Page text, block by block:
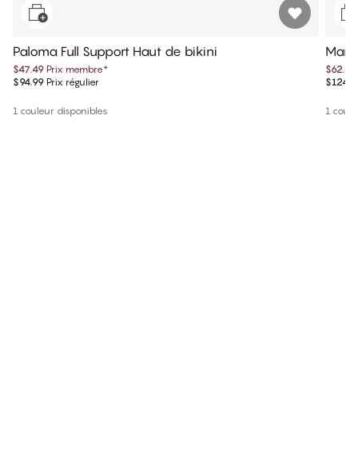
Paloma Full Support Haut de bikini
$47.49 Prix membre*
$94.99 Prix régulier
1 couleur disponibles
$62.49
1